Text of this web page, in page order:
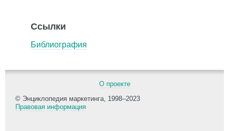
Ссылки
Библиография
О проекте
© Энциклопедия маркетинга, 1998–2023
Правовая информация